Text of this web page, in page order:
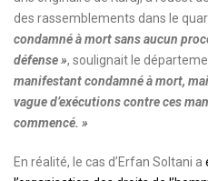
des rassemblements dans le
condamné à mort sans aucun
défense », soulignait le
manifestant condamné à mort,
vague d’exécutions contre ces
commencé. »
En réalité, le cas d’Erfan Soltani a